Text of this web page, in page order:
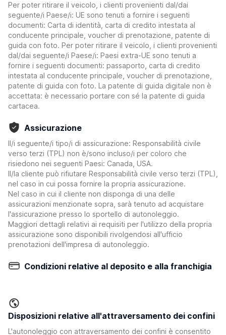
Per poter ritirare il veicolo, i clienti provenienti dal/dai
seguente/i Paese/i: UE sono tenuti a fornire i seguenti
documenti: Carta di identità, carta di credito intestata al
conducente principale, voucher di prenotazione, patente di
guida con foto. Per poter ritirare il veicolo, i clienti provenienti
dal/dai seguente/i Paese/i: Paesi extra-UE sono tenuti a
fornire i seguenti documenti: passaporto, carta di credito
intestata al conducente principale, voucher di prenotazione,
patente di guida con foto. La patente di guida digitale non è
accettata: è necessario portare con sé la patente di guida
cartacea.
Assicurazione
Il/i seguente/i tipo/i di assicurazione: Responsabilità civile
verso terzi (TPL) non è/sono incluso/i per coloro che
risiedono nei seguenti Paesi: Canada, USA.
Il/la cliente può rifiutare Responsabilità civile verso terzi (TPL),
nel caso in cui possa fornire la propria assicurazione.
Nel caso in cui il cliente non disponga di una delle
assicurazioni menzionate sopra, sarà tenuto ad acquistare
l'assicurazione presso lo sportello di autonoleggio.
Maggiori dettagli relativi ai requisiti per l'utilizzo della propria
assicurazione sono disponibili rivolgendosi all'ufficio
prenotazioni dell'impresa di autonoleggio.
Condizioni relative al deposito e alla franchigia
Disposizioni relative all'attraversamento dei confini
L'autonoleggio con attraversamento dei confini è consentito